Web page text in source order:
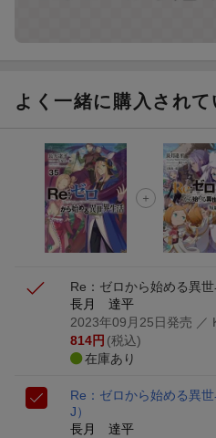
よく一緒に購入され
Re：ゼロから始める異
長月 達平
2023年09月25日発売 ／
814円 (税込)
在庫あり
Re：ゼロから始める異
J）
長月 達平